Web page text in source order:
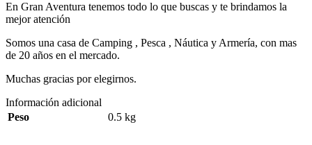
En Gran Aventura tenemos todo lo que buscas y te brindamos la
mejor atención
Somos una casa de Camping , Pesca , Náutica y Armería, con mas
de 20 años en el mercado.
Muchas gracias por elegirnos.
Información adicional
Peso
0.5 kg